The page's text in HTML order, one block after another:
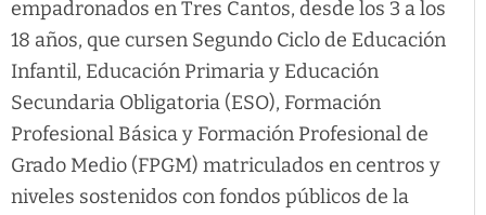
empadronados en Tres Cantos, desde los 3 a los
18 años, que cursen Segundo Ciclo de Educación
Infantil, Educación Primaria y Educación
Secundaria Obligatoria (ESO), Formación
Profesional Básica y Formación Profesional de
Grado Medio (FPGM) matriculados en centros y
niveles sostenidos con fondos públicos de la